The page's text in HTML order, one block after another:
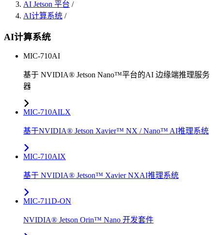
AI Jetson 平台 /
AI计算系统 /
AI计算系统
MIC-710AI
基于 NVIDIA® Jetson Nano™平台的AI 边缘端推理服务
器
MIC-710AILX
基于NVIDIA® Jetson Xavier™ NX / Nano™ AI推理系统
MIC-710AIX
基于 NVIDIA® Jetson™ Xavier NXAI推理系统
MIC-711D-ON
NVIDIA® Jetson Orin™ Nano 开发套件